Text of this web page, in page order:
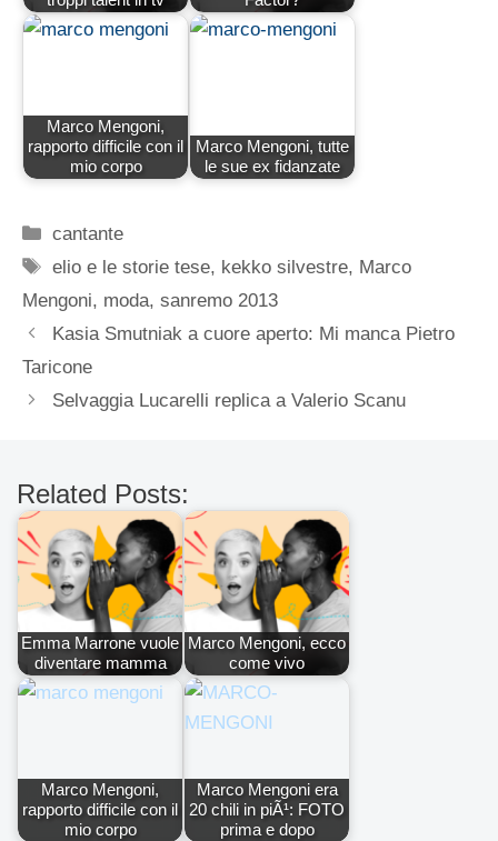
Marco Mengoni,
rapporto difficile con il
mio corpo
Marco Mengoni, tutte
le sue ex fidanzate
Categorie
cantante
Tag
elio e le storie tese, kekko silvestre, Marco
Mengoni, moda, sanremo 2013
Kasia Smutniak a cuore aperto: Mi manca Pietro
Taricone
Selvaggia Lucarelli replica a Valerio Scanu
Related Posts:
Emma Marrone vuole
diventare mamma
Marco Mengoni, ecco
come vivo
Marco Mengoni,
rapporto difficile con il
mio corpo
Marco Mengoni era
20 chili in piÃ¹: FOTO
prima e dopo